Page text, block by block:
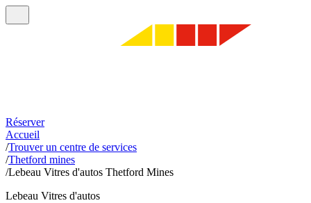
Réserver
Accueil
/Trouver un centre de services
/Thetford mines
/Lebeau Vitres d'autos Thetford Mines
Lebeau Vitres d'autos